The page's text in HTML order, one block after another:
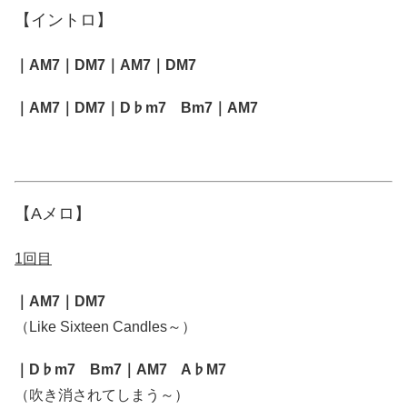
【イントロ】
｜AM7｜DM7｜AM7｜DM7
｜AM7｜DM7｜D♭m7 Bm7｜AM7
【Aメロ】
1回目
｜AM7｜DM7
（Like Sixteen Candles～）
｜D♭m7 Bm7｜AM7 A♭M7
（吹き消されてしまう～）